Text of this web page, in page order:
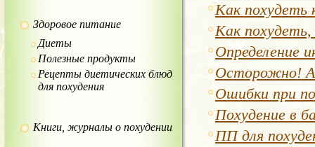
Здоровое питание
Диеты
Полезные продукты
Рецепты диетических блюд
для похудения
Книги, журналы о похудении
Как похудеть
Как похудеть,
Определение
Осторожно!
Ошибки при
Похудение в
ПП для